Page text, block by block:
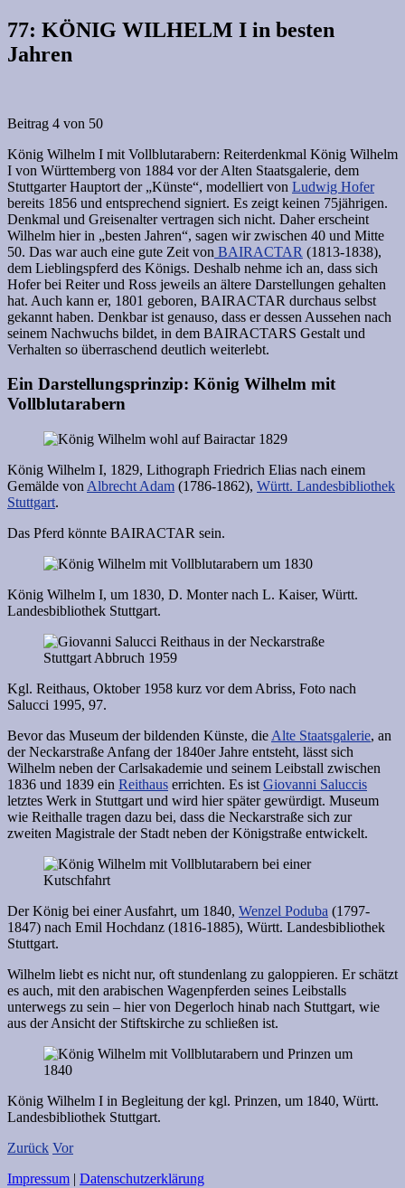
77: KÖNIG WILHELM I in besten
Jahren
Beitrag 4 von 50
König Wilhelm I mit Vollblutarabern: Reiterdenkmal König Wilhelm
I von Württemberg von 1884 vor der Alten Staatsgalerie, dem
Stuttgarter Hauptort der „Künste“, modelliert von Ludwig Hofer
bereits 1856 und entsprechend signiert. Es zeigt keinen 75jährigen.
Denkmal und Greisenalter vertragen sich nicht. Daher erscheint
Wilhelm hier in „besten Jahren“, sagen wir zwischen 40 und Mitte
50. Das war auch eine gute Zeit von BAIRACTAR (1813-1838),
dem Lieblingspferd des Königs. Deshalb nehme ich an, dass sich
Hofer bei Reiter und Ross jeweils an ältere Darstellungen gehalten
hat. Auch kann er, 1801 geboren, BAIRACTAR durchaus selbst
gekannt haben. Denkbar ist genauso, dass er dessen Aussehen nach
seinem Nachwuchs bildet, in dem BAIRACTARS Gestalt und
Verhalten so überraschend deutlich weiterlebt.
Ein Darstellungsprinzip: König Wilhelm mit
Vollblutarabern
König Wilhelm I, 1829, Lithograph Friedrich Elias nach einem
Gemälde von Albrecht Adam (1786-1862), Württ. Landesbibliothek
Stuttgart.
Das Pferd könnte BAIRACTAR sein.
König Wilhelm I, um 1830, D. Monter nach L. Kaiser, Württ.
Landesbibliothek Stuttgart.
Kgl. Reithaus, Oktober 1958 kurz vor dem Abriss, Foto nach
Salucci 1995, 97.
Bevor das Museum der bildenden Künste, die Alte Staatsgalerie, an
der Neckarstraße Anfang der 1840er Jahre entsteht, lässt sich
Wilhelm neben der Carlsakademie und seinem Leibstall zwischen
1836 und 1839 ein Reithaus errichten. Es ist Giovanni Saluccis
letztes Werk in Stuttgart und wird hier später gewürdigt. Museum
wie Reithalle tragen dazu bei, dass die Neckarstraße sich zur
zweiten Magistrale der Stadt neben der Königstraße entwickelt.
Der König bei einer Ausfahrt, um 1840, Wenzel Poduba (1797-
1847) nach Emil Hochdanz (1816-1885), Württ. Landesbibliothek
Stuttgart.
Wilhelm liebt es nicht nur, oft stundenlang zu galoppieren. Er schätzt
es auch, mit den arabischen Wagenpferden seines Leibstalls
unterwegs zu sein – hier von Degerloch hinab nach Stuttgart, wie
aus der Ansicht der Stiftskirche zu schließen ist.
König Wilhelm I in Begleitung der kgl. Prinzen, um 1840, Württ.
Landesbibliothek Stuttgart.
Zurück Vor
Impressum | Datenschutzerklärung